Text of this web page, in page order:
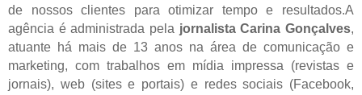
de nossos clientes para otimizar tempo e resultados.A
agência é administrada pela jornalista Carina Gonçalves,
atuante há mais de 13 anos na área de comunicação e
marketing, com trabalhos em mídia impressa (revistas e
jornais), web (sites e portais) e redes sociais (Facebook,